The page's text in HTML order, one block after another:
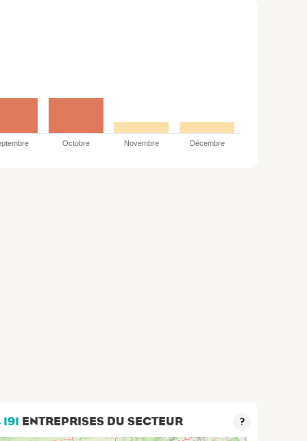
Octobre Novembre Décembre
191 ENTREPRISES DU SECTEUR ?